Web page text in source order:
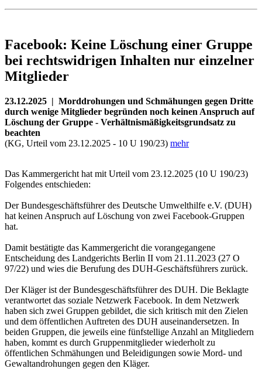
Facebook: Keine Löschung einer Gruppe
bei rechtswidrigen Inhalten nur einzelner
Mitglieder
23.12.2025 | Morddrohungen und Schmähungen gegen Dritte
durch wenige Mitglieder begründen noch keinen Anspruch auf
Löschung der Gruppe - Verhältnismäßigkeitsgrundsatz zu
beachten
(KG, Urteil vom 23.12.2025 - 10 U 190/23) mehr
Das Kammergericht hat mit Urteil vom 23.12.2025 (10 U 190/23)
Folgendes entschieden:
Der Bundesgeschäftsführer des Deutsche Umwelthilfe e.V. (DUH)
hat keinen Anspruch auf Löschung von zwei Facebook-Gruppen
hat.
Damit bestätigte das Kammergericht die vorangegangene
Entscheidung des Landgerichts Berlin II vom 21.11.2023 (27 O
97/22) und wies die Berufung des DUH-Geschäftsführers zurück.
Der Kläger ist der Bundesgeschäftsführer des DUH. Die Beklagte
verantwortet das soziale Netzwerk Facebook. In dem Netzwerk
haben sich zwei Gruppen gebildet, die sich kritisch mit den Zielen
und dem öffentlichen Auftreten des DUH auseinandersetzen. In
beiden Gruppen, die jeweils eine fünfstellige Anzahl an Mitgliedern
haben, kommt es durch Gruppenmitglieder wiederholt zu
öffentlichen Schmähungen und Beleidigungen sowie Mord- und
Gewaltandrohungen gegen den Kläger.